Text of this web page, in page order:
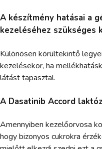
A készítmény hatásai a
kezeléséhez szükséges
Különösen körültekintő
kezelésekor, ha
látást tapasztal.
A Dasatinib Accord
Amennyiben kezelőorvosa
hogy bizonyos cukrokra